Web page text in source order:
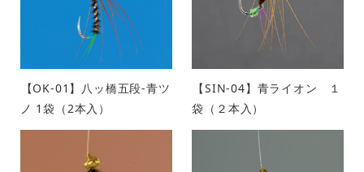
【OK-01】八ッ橋五段-青ツ
ノ 1袋（2本入）
【SIN-04】青ライオン １
袋（２本入）